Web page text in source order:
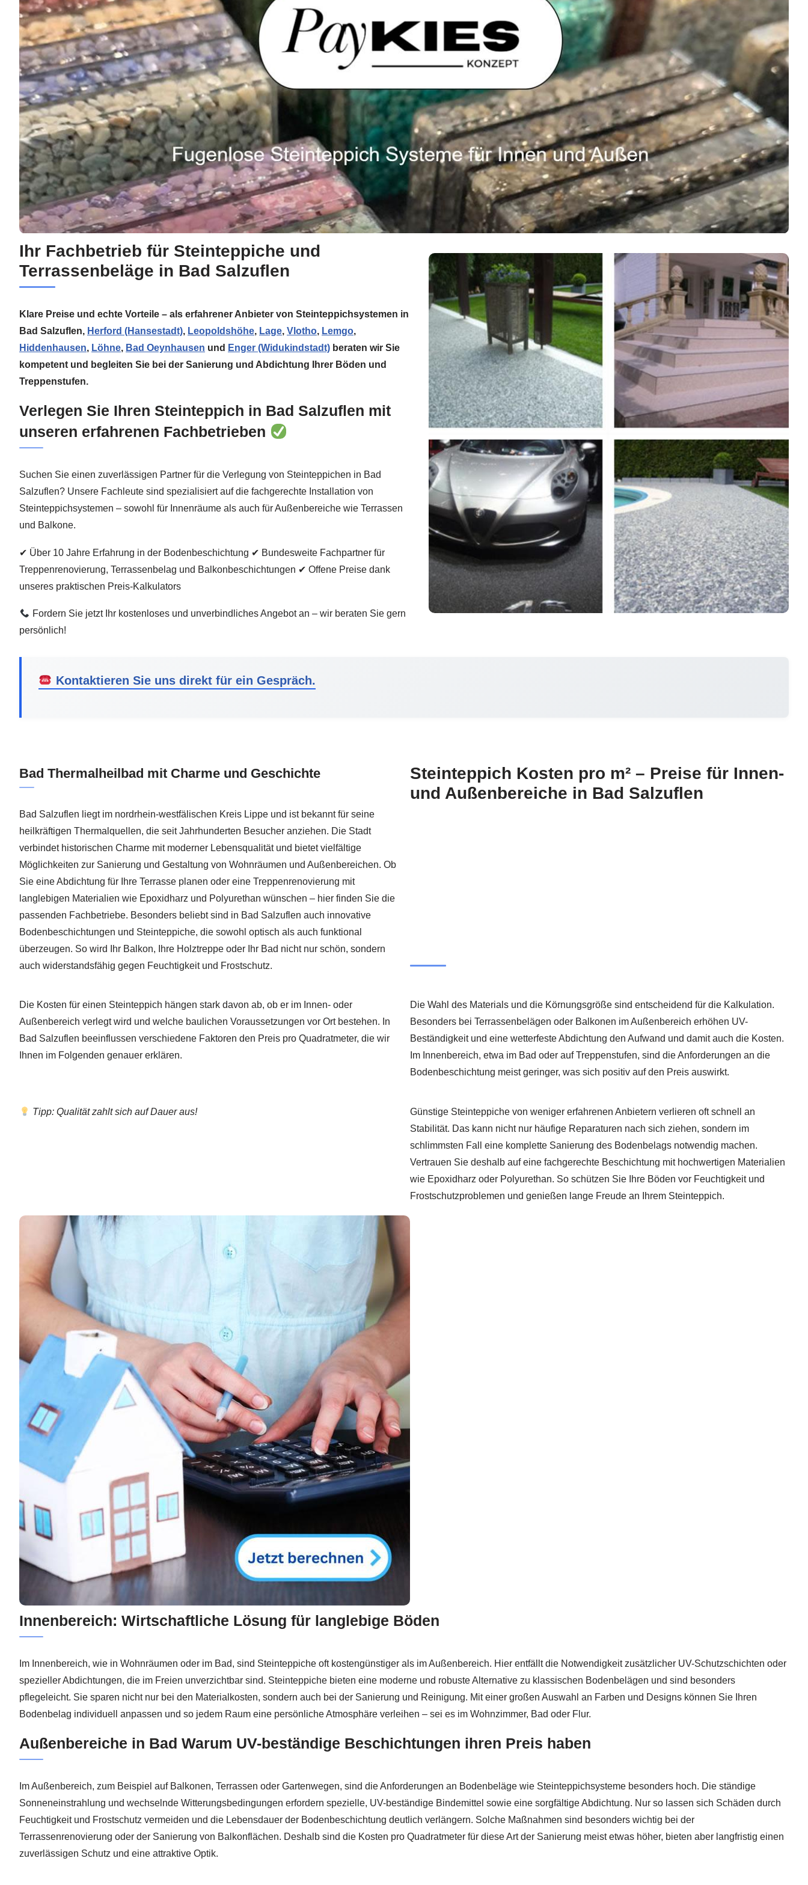
Ihr Fachbetrieb für Steinteppiche und
Terrassenbeläge in Bad Salzuflen
Klare Preise und echte Vorteile – als erfahrener Anbieter von Steinteppichsystemen in
Bad Salzuflen, Herford (Hansestadt), Leopoldshöhe, Lage, Vlotho, Lemgo,
Hiddenhausen, Löhne, Bad Oeynhausen und Enger (Widukindstadt) beraten wir Sie
kompetent und begleiten Sie bei der Sanierung und Abdichtung Ihrer Böden und
Treppenstufen.
Verlegen Sie Ihren Steinteppich in Bad Salzuflen mit
unseren erfahrenen Fachbetrieben
Suchen Sie einen zuverlässigen Partner für die Verlegung von Steinteppichen in Bad
Salzuflen? Unsere Fachleute sind spezialisiert auf die fachgerechte Installation von
Steinteppichsystemen – sowohl für Innenräume als auch für Außenbereiche wie Terrassen
und Balkone.
✔ Über 10 Jahre Erfahrung in der Bodenbeschichtung ✔ Bundesweite Fachpartner für
Treppenrenovierung, Terrassenbelag und Balkonbeschichtungen ✔ Offene Preise dank
unseres praktischen Preis-Kalkulators
Fordern Sie jetzt Ihr kostenloses und unverbindliches Angebot an – wir beraten Sie gern
persönlich!
Kontaktieren Sie uns direkt für ein Gespräch.
Bad Thermalheilbad mit Charme und Geschichte
Bad Salzuflen liegt im nordrhein-westfälischen Kreis Lippe und ist bekannt für seine
heilkräftigen Thermalquellen, die seit Jahrhunderten Besucher anziehen. Die Stadt
verbindet historischen Charme mit moderner Lebensqualität und bietet vielfältige
Möglichkeiten zur Sanierung und Gestaltung von Wohnräumen und Außenbereichen. Ob
Sie eine Abdichtung für Ihre Terrasse planen oder eine Treppenrenovierung mit
langlebigen Materialien wie Epoxidharz und Polyurethan wünschen – hier finden Sie die
passenden Fachbetriebe. Besonders beliebt sind in Bad Salzuflen auch innovative
Bodenbeschichtungen und Steinteppiche, die sowohl optisch als auch funktional
überzeugen. So wird Ihr Balkon, Ihre Holztreppe oder Ihr Bad nicht nur schön, sondern
auch widerstandsfähig gegen Feuchtigkeit und Frostschutz.
Steinteppich Kosten pro m² – Preise für Innen-
und Außenbereiche in Bad Salzuflen
Die Kosten für einen Steinteppich hängen stark davon ab, ob er im Innen- oder
Außenbereich verlegt wird und welche baulichen Voraussetzungen vor Ort bestehen. In
Bad Salzuflen beeinflussen verschiedene Faktoren den Preis pro Quadratmeter, die wir
Ihnen im Folgenden genauer erklären.
Die Wahl des Materials und die Körnungsgröße sind entscheidend für die Kalkulation.
Besonders bei Terrassenbelägen oder Balkonen im Außenbereich erhöhen UV-
Beständigkeit und eine wetterfeste Abdichtung den Aufwand und damit auch die Kosten.
Im Innenbereich, etwa im Bad oder auf Treppenstufen, sind die Anforderungen an die
Bodenbeschichtung meist geringer, was sich positiv auf den Preis auswirkt.
Tipp: Qualität zahlt sich auf Dauer aus!
Günstige Steinteppiche von weniger erfahrenen Anbietern verlieren oft schnell an
Stabilität. Das kann nicht nur häufige Reparaturen nach sich ziehen, sondern im
schlimmsten Fall eine komplette Sanierung des Bodenbelags notwendig machen.
Vertrauen Sie deshalb auf eine fachgerechte Beschichtung mit hochwertigen Materialien
wie Epoxidharz oder Polyurethan. So schützen Sie Ihre Böden vor Feuchtigkeit und
Frostschutzproblemen und genießen lange Freude an Ihrem Steinteppich.
Innenbereich: Wirtschaftliche Lösung für langlebige Böden
Im Innenbereich, wie in Wohnräumen oder im Bad, sind Steinteppiche oft kostengünstiger als im Außenbereich. Hier entfällt die Notwendigkeit zusätzlicher UV-Schutzschichten oder
spezieller Abdichtungen, die im Freien unverzichtbar sind. Steinteppiche bieten eine moderne und robuste Alternative zu klassischen Bodenbelägen und sind besonders
pflegeleicht. Sie sparen nicht nur bei den Materialkosten, sondern auch bei der Sanierung und Reinigung. Mit einer großen Auswahl an Farben und Designs können Sie Ihren
Bodenbelag individuell anpassen und so jedem Raum eine persönliche Atmosphäre verleihen – sei es im Wohnzimmer, Bad oder Flur.
Außenbereiche in Bad Warum UV-beständige Beschichtungen ihren Preis haben
Im Außenbereich, zum Beispiel auf Balkonen, Terrassen oder Gartenwegen, sind die Anforderungen an Bodenbeläge wie Steinteppichsysteme besonders hoch. Die ständige
Sonneneinstrahlung und wechselnde Witterungsbedingungen erfordern spezielle, UV-beständige Bindemittel sowie eine sorgfältige Abdichtung. Nur so lassen sich Schäden durch
Feuchtigkeit und Frostschutz vermeiden und die Lebensdauer der Bodenbeschichtung deutlich verlängern. Solche Maßnahmen sind besonders wichtig bei der
Terrassenrenovierung oder der Sanierung von Balkonflächen. Deshalb sind die Kosten pro Quadratmeter für diese Art der Sanierung meist etwas höher, bieten aber langfristig einen
zuverlässigen Schutz und eine attraktive Optik.